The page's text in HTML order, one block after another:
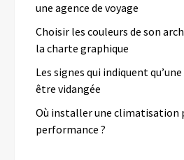
une agence de voyage
Choisir les couleurs de son
la charte graphique
Les signes qui indiquent
être vidangée
Où installer une climatisation
performance ?